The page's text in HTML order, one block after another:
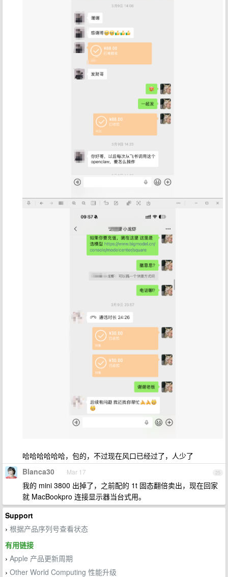
哈哈哈哈哈哈，包的，不过现在风口已经过了，人少了
25
Blanca30 Mar 17
我的 mini 3800 出掉了，之前配的 1t 固态翻倍卖出，现在回家
就 MacBookpro 连接显示器当台式用。
Support
› 根据产品序列号查看状态
有用链接
› Apple 产品更新周期
› Other World Computing 性能升级